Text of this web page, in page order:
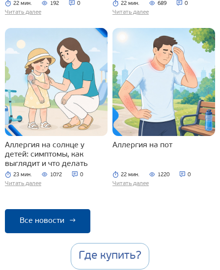
22 мин. 192 0
Читать далее
22 мин. 689 0
Читать далее
Аллергия на солнце у
детей: симптомы, как
выглядит и что делать
23 мин. 1072 0
Читать далее
Аллергия на пот
22 мин. 1220 0
Читать далее
Все новости →
Где купить?